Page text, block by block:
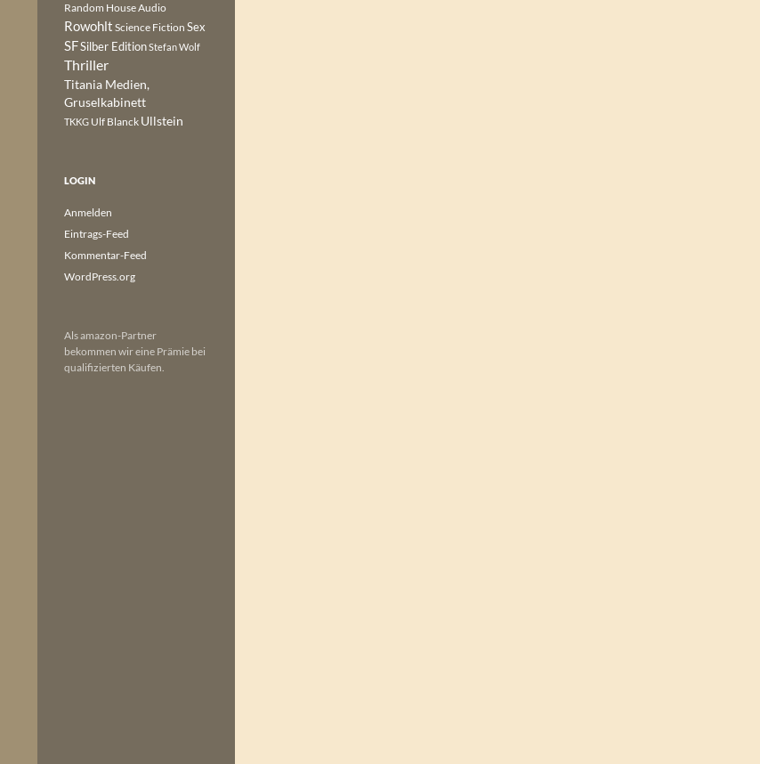
Random House Audio
Rowohlt Science Fiction Sex
SFSilber EditionStefan Wolf
Thriller
Titania Medien,
Gruselkabinett
TKKG Ulf Blanck Ullstein
LOGIN
Anmelden
Eintrags-Feed
Kommentar-Feed
WordPress.org
Als amazon-Partner
bekommen wir eine Prämie bei
qualifizierten Käufen.